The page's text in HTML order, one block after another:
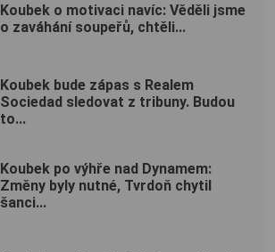
Koubek o motivaci navíc: Věděli jsme
o zaváhání soupeřů, chtěli...
Koubek bude zápas s Realem
Sociedad sledovat z tribuny. Budou
to...
Koubek po výhře nad Dynamem:
Změny byly nutné, Tvrdoň chytil
šanci...